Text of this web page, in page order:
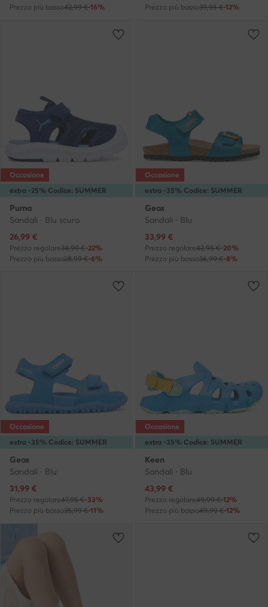
Prezzo più basso42,99 €-16%
Prezzo più basso39,95 €-12%
extra -25% Codice: SUMMER
Occasione
Puma
Sandali · Blu scuro
Prezzo attuale
26,99 €
Prezzo regolare34,99 €-22%
Prezzo più basso28,99 €-6%
extra -35% Codice: SUMMER
Occasione
Geox
Sandali · Blu
Prezzo attuale
33,99 €
Prezzo regolare42,95 €-20%
Prezzo più basso36,99 €-8%
extra -35% Codice: SUMMER
Occasione
Geox
Sandali · Blu
Prezzo attuale
31,99 €
Prezzo regolare47,95 €-33%
Prezzo più basso35,99 €-11%
extra -35% Codice: SUMMER
Occasione
Keen
Sandali · Blu
Prezzo attuale
43,99 €
Prezzo regolare49,99 €-12%
Prezzo più basso49,99 €-12%